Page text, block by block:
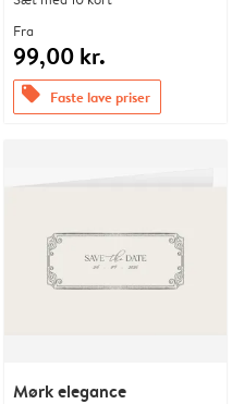
Fra
99,00 kr.
offers Faste lave priser
Mørk elegance